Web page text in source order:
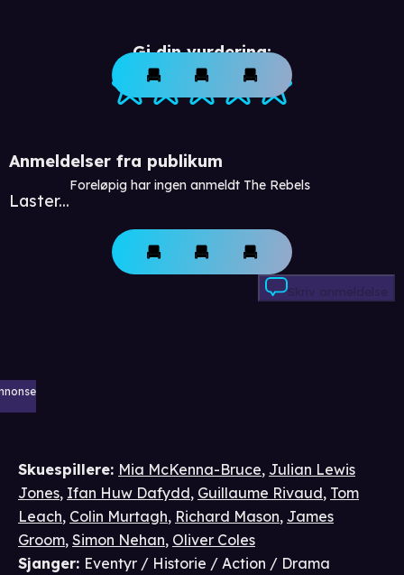
Gi din vurdering:
Anmeldelser fra publikum
Laster...
Foreløpig har ingen anmeldt The Rebels
Skriv anmeldelse
Skuespillere: Mia McKenna-Bruce, Julian Lewis
Jones, Ifan Huw Dafydd, Guillaume Rivaud, Tom
Leach, Colin Murtagh, Richard Mason, James
Groom, Simon Nehan, Oliver Coles
Sjanger: Eventyr / Historie / Action / Drama